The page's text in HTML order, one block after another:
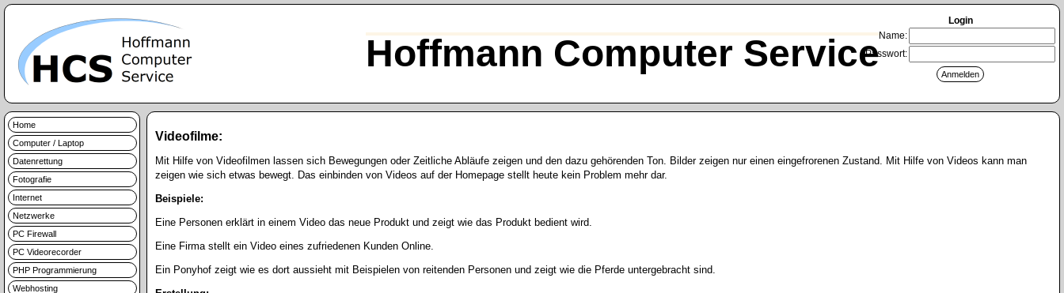
Hoffmann Computer Service
Login
Name:
Passwort:
Home
Computer / Laptop
Datenrettung
Fotografie
Internet
Netzwerke
PC Firewall
PC Videorecorder
PHP Programmierung
Webhosting
Videofilme:
Mit Hilfe von Videofilmen lassen sich Bewegungen oder Zeitliche Abläufe zeigen und den dazu gehörenden Ton. Bilder zeigen nur einen eingefrorenen Zustand. Mit Hilfe von Videos kann man
zeigen wie sich etwas bewegt. Das einbinden von Videos auf der Homepage stellt heute kein Problem mehr dar.
Beispiele:
Eine Personen erklärt in einem Video das neue Produkt und zeigt wie das Produkt bedient wird.
Eine Firma stellt ein Video eines zufriedenen Kunden Online.
Ein Ponyhof zeigt wie es dort aussieht mit Beispielen von reitenden Personen und zeigt wie die Pferde untergebracht sind.